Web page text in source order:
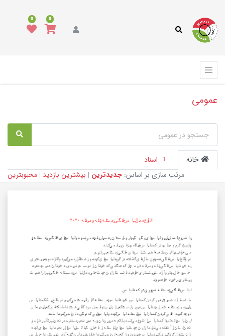
0
0
عمومی
خانه 1
اسناد
مرتب سازی بر اساس: جدیدترین | بیشترین بازدید | محبوبترین